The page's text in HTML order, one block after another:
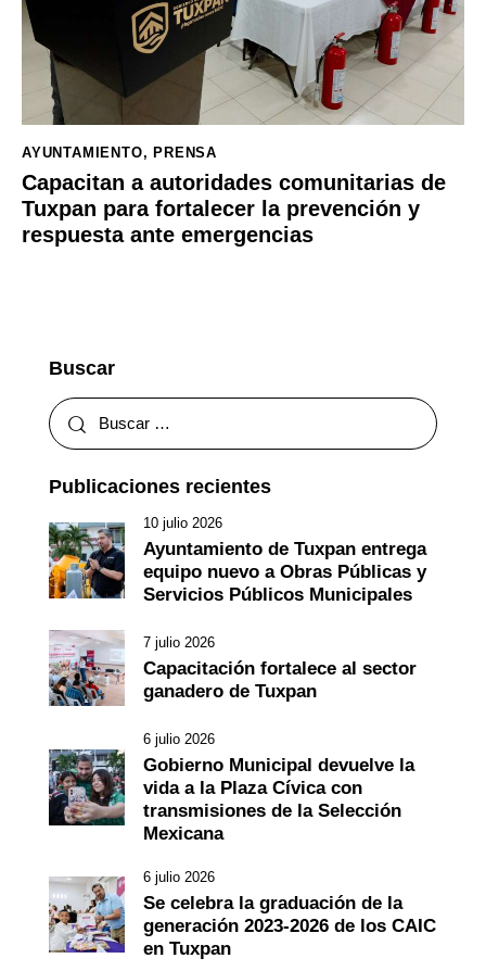
AYUNTAMIENTO,PRENSA
Capacitan a autoridades comunitarias de
Tuxpan para fortalecer la prevención y
respuesta ante emergencias
Buscar
Publicaciones recientes
10 julio 2026
Ayuntamiento de Tuxpan entrega
equipo nuevo a Obras Públicas y
Servicios Públicos Municipales
7 julio 2026
Capacitación fortalece al sector
ganadero de Tuxpan
6 julio 2026
Gobierno Municipal devuelve la
vida a la Plaza Cívica con
transmisiones de la Selección
Mexicana
6 julio 2026
Se celebra la graduación de la
generación 2023-2026 de los CAIC
en Tuxpan